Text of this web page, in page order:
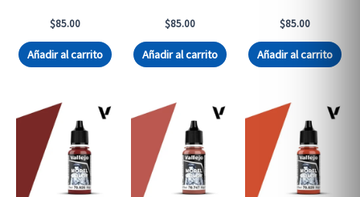
$85.00
Añadir al carrito
$85.00
Añadir al carrito
$85.00
Añadir al carrito